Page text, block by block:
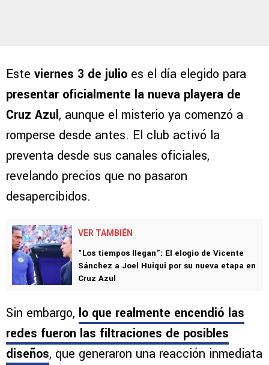
Este viernes 3 de julio es el día elegido para
presentar oficialmente la nueva playera de
Cruz Azul, aunque el misterio ya comenzó a
romperse desde antes. El club activó la
preventa desde sus canales oficiales,
revelando precios que no pasaron
desapercibidos.
VER TAMBIÉN
“Los tiempos llegan”: El elogio de Vicente
Sánchez a Joel Huiqui por su nueva etapa en
Cruz Azul
Sin embargo, lo que realmente encendió las
redes fueron las filtraciones de posibles
diseños, que generaron una reacción inmediata